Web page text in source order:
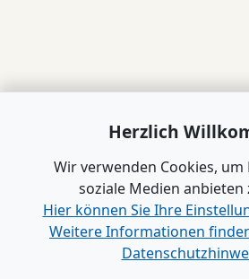
Herzlich
Wir verwenden Cookies,
soziale Medien anbieten
Hier können Sie Ihre
Weitere Informationen